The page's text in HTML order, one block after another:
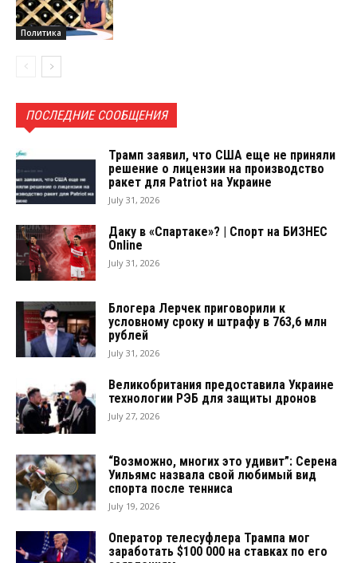
Политика
ПОСЛЕДНИЕ СООБЩЕНИЯ
Трамп заявил, что США еще не приняли
решение о лицензии на производство
ракет для Patriot на Украине
July 31, 2026
Даку в «Спартаке»? | Спорт на БИЗНЕС
Online
July 31, 2026
Блогера Лерчек приговорили к
условному сроку и штрафу в 763,6 млн
рублей
July 31, 2026
Великобритания предоставила Украине
технологии РЭБ для защиты дронов
July 27, 2026
“Возможно, многих это удивит”: Серена
Уильямс назвала свой любимый вид
спорта после тенниса
July 19, 2026
Оператор телесуфлера Трампа мог
заработать $100 000 на ставках по его